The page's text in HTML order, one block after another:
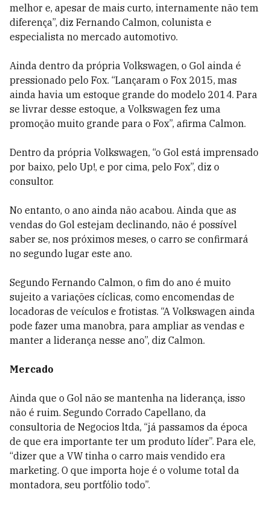
melhor e, apesar de mais curto, internamente não tem
diferença”, diz Fernando Calmon, colunista e
especialista no mercado automotivo.
Ainda dentro da própria Volkswagen, o Gol ainda é
pressionado pelo Fox. “Lançaram o Fox 2015, mas
ainda havia um estoque grande do modelo 2014. Para
se livrar desse estoque, a Volkswagen fez uma
promoção muito grande para o Fox”, afirma Calmon.
Dentro da própria Volkswagen, “o Gol está imprensado
por baixo, pelo Up!, e por cima, pelo Fox”, diz o
consultor.
No entanto, o ano ainda não acabou. Ainda que as
vendas do Gol estejam declinando, não é possível
saber se, nos próximos meses, o carro se confirmará
no segundo lugar este ano.
Segundo Fernando Calmon, o fim do ano é muito
sujeito a variações cíclicas, como encomendas de
locadoras de veículos e frotistas. “A Volkswagen ainda
pode fazer uma manobra, para ampliar as vendas e
manter a liderança nesse ano”, diz Calmon.
Mercado
Ainda que o Gol não se mantenha na liderança, isso
não é ruim. Segundo Corrado Capellano, da
consultoria de Negocios ltda, “já passamos da época
de que era importante ter um produto líder”. Para ele,
“dizer que a VW tinha o carro mais vendido era
marketing. O que importa hoje é o volume total da
montadora, seu portfólio todo”.